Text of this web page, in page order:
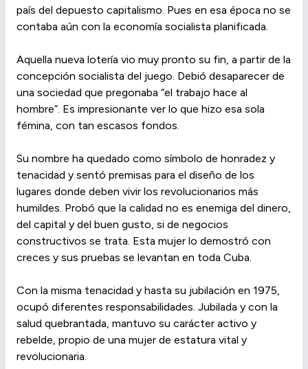
país del depuesto capitalismo. Pues en esa época no se
contaba aún con la economía socialista planificada.
Aquella nueva lotería vio muy pronto su fin, a partir de la
concepción socialista del juego. Debió desaparecer de
una sociedad que pregonaba “el trabajo hace al
hombre”. Es impresionante ver lo que hizo esa sola
fémina, con tan escasos fondos.
Su nombre ha quedado como símbolo de honradez y
tenacidad y sentó premisas para el diseño de los
lugares donde deben vivir los revolucionarios más
humildes. Probó que la calidad no es enemiga del dinero,
del capital y del buen gusto, si de negocios
constructivos se trata. Esta mujer lo demostró con
creces y sus pruebas se levantan en toda Cuba.
Con la misma tenacidad y hasta su jubilación en 1975,
ocupó diferentes responsabilidades. Jubilada y con la
salud quebrantada, mantuvo su carácter activo y
rebelde, propio de una mujer de estatura vital y
revolucionaria.